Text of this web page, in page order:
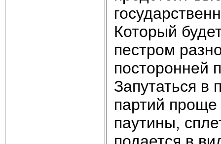
Который
пестром
посторонней
Запутаться в
партий проще
паутины,